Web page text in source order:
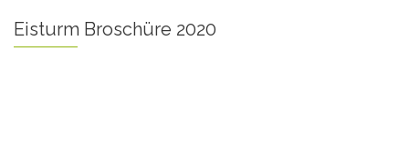
Eisturm Broschüre 2020